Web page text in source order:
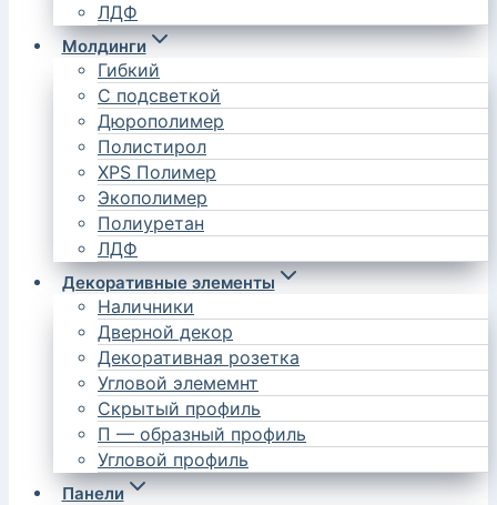
ЛДФ
Молдинги
Гибкий
С подсветкой
Дюрополимер
Полистирол
XPS Полимер
Экополимер
Полиуретан
ЛДФ
Декоративные элементы
Наличники
Дверной декор
Декоративная розетка
Угловой элемемнт
Скрытый профиль
П — образный профиль
Угловой профиль
Панели